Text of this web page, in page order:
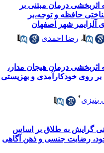
درمان مبتنی بر
حافظه و توجه،بر
آلزایمر شهر اصفهان
،رضا احمدی
درمان هیجان مدار،
روی خودکارآمدی و بهزیستی
*
گرایش به طلاق بر اساس
رضایت جنسی و ذهن آگاهی